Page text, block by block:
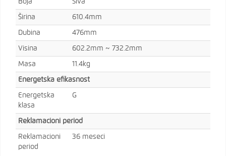
Širina 610.4mm
Dubina 476mm
Visina 602.2mm ~ 732.2mm
Masa 11.4kg
Energetska efikasnost
Energetska
klasa
G
Reklamacioni period
Reklamacioni
period
36 meseci